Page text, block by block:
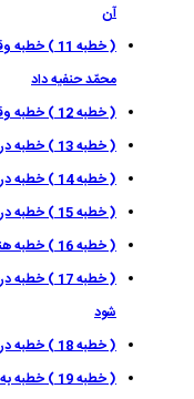
آن
( خطبه 11 )
محمّد حنفيه داد
( خطبه 12 ) خطبه وقتى كه در نبرد جمل پيروز شد
( خطبه 13 ) خطبه در نكوهش بصره و اهل آن پس از نبرد جمل
( خطبه 14 ) خطبه در همين موضوع (بصره و مردم آن)
( خطبه 15 ) خطبه در رابطه با برگرداندن املاك بيت المال
( خطبه 16 ) خطبه هنگامى كه در مدينه با او بيعت شد
( خطبه 17 )
شود
( خطبه 18 ) خطبه در نكوهش اختلاف علما در فتاوى
( خطبه 19 ) خطبه به اشعث بن قيس